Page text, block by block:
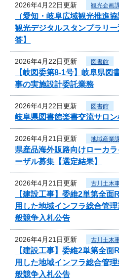
2026年4月22日更新 観光企画
（愛知・岐阜広域観光推進
観光デジタルスタンプラリ
答】
2026年4月22日更新 図書館
【岐図委第8-1号】岐阜県図
事の実施設計委託業務
2026年4月22日更新 図書館
岐阜県図書館楽書交流サロ
2026年4月21日更新 地域産業
県産品海外販路向けローカ
ーザル募集【選定結果】
2026年4月21日更新 古川土木
【建設工事】委維2単第全
用した地域インフラ総合管
般競争入札公告
2026年4月21日更新 古川土木
【建設工事】委維2単第全
用した地域インフラ総合管
般競争入札公告